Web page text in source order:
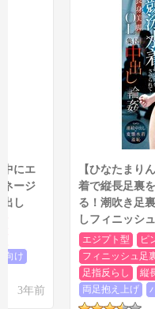
にエ
ージ
し
向け
3年前
【ひなたまり
着で縦長足裏
る！潮吹き足
しフィニッシ
エジプト型 ピ
フィニッシュ足
足指反らし
縦
両足抱え上げ